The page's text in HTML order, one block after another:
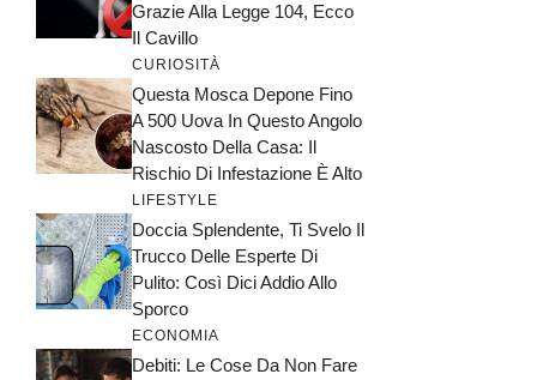
Grazie Alla Legge 104, Ecco
Il Cavillo
CURIOSITÀ
Questa Mosca Depone Fino
A 500 Uova In Questo Angolo
Nascosto Della Casa: Il
Rischio Di Infestazione È Alto
LIFESTYLE
Doccia Splendente, Ti Svelo Il
Trucco Delle Esperte Di
Pulito: Così Dici Addio Allo
Sporco
ECONOMIA
Debiti: Le Cose Da Non Fare